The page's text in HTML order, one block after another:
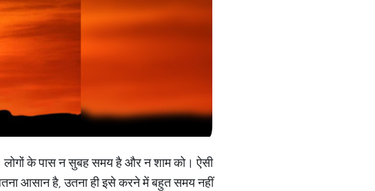
के पास न सुबह समय है और न शाम को। ऐसी
आसान है, उतना ही इसे करने में बहुत समय नहीं